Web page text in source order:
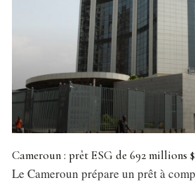
Cameroun : prêt ESG de 692 millions
Le Cameroun prépare un prêt à